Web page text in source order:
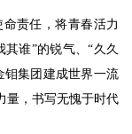
责任，将青春活力
谁”的锐气、“久久
钼集团建成世界一流
量，书写无愧于时代